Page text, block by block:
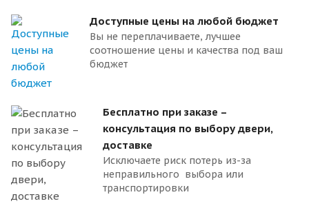
Доступные цены на любой бюджет
Вы не переплачиваете, лучшее
соотношение цены и качества под ваш
бюджет
Бесплатно при заказе –
консультация по выбору двери,
доставке
Исключаете риск потерь из-за
неправильного выбора или
транспортировки